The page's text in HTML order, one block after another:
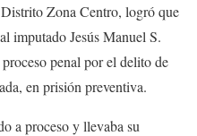
Zona Centro, logró que
imputado Jesús Manuel S.
penal por el delito de
en prisión preventiva.
a proceso y llevaba su